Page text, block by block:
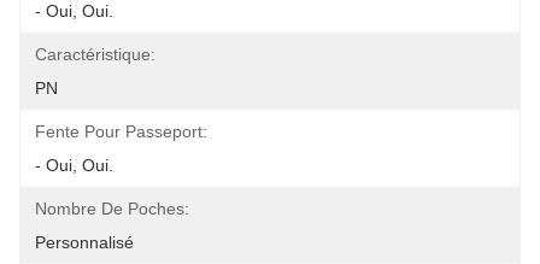
- Oui, Oui.
Caractéristique:
PN
Fente Pour Passeport:
- Oui, Oui.
Nombre De Poches:
Personnalisé